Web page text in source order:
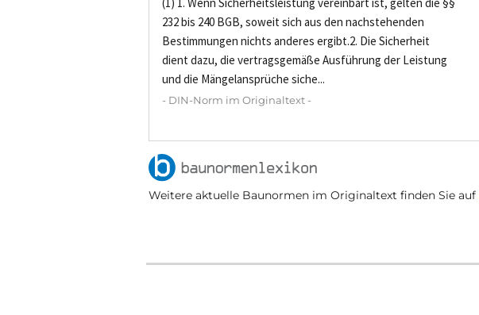
232 bis 240 BGB, soweit sich aus den nachstehenden
Bestimmungen nichts anderes ergibt.2. Die Sicherheit
dient dazu, die vertragsgemäße Ausführung der Leistung
und die Mängelansprüche siche...
- DIN-Norm im Originaltext -
Weitere aktuelle Baunormen im Originaltext finden Sie auf